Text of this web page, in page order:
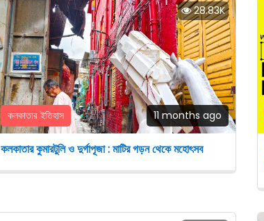
28.83K
কলকাতার ইতিহাস 11 months ago
কলকাতার কুমারটুলি ও দুর্গাপূজা : মাটির গড়ন থেকে মহোৎসব